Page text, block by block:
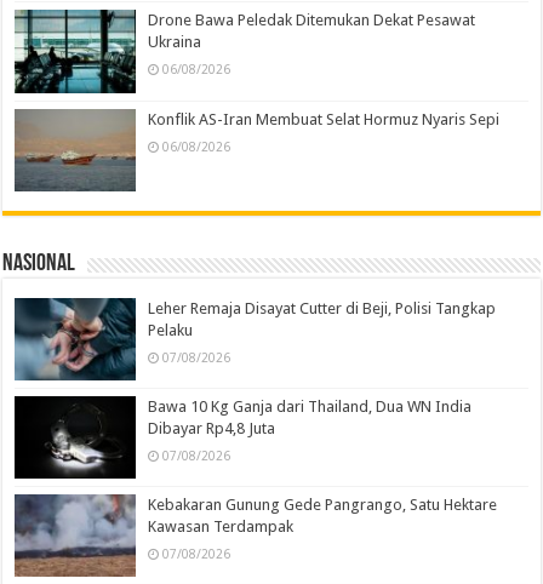
Drone Bawa Peledak Ditemukan Dekat Pesawat
Ukraina
06/08/2026
Konflik AS-Iran Membuat Selat Hormuz Nyaris Sepi
06/08/2026
Nasional
Leher Remaja Disayat Cutter di Beji, Polisi Tangkap
Pelaku
07/08/2026
Bawa 10 Kg Ganja dari Thailand, Dua WN India
Dibayar Rp4,8 Juta
07/08/2026
Kebakaran Gunung Gede Pangrango, Satu Hektare
Kawasan Terdampak
07/08/2026